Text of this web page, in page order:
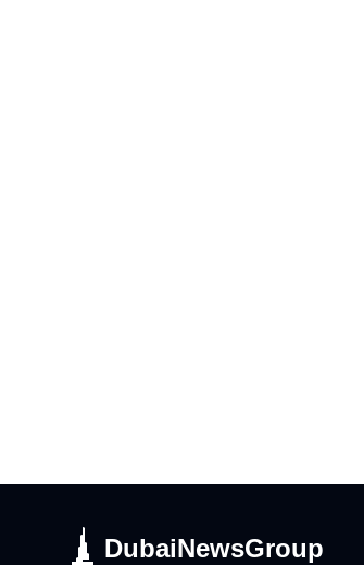
DubaiNewsGroup